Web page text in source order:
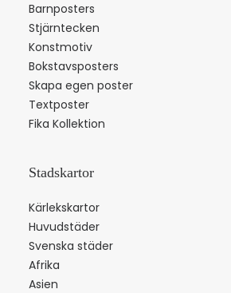
Barnposters
Stjärntecken
Konstmotiv
Bokstavsposters
Skapa egen poster
Textposter
Fika Kollektion
Stadskartor
Kärlekskartor
Huvudstäder
Svenska städer
Afrika
Asien